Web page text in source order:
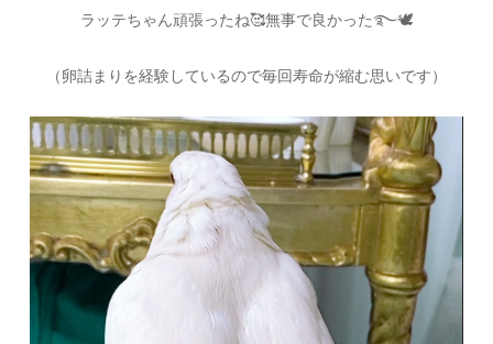
ラッテちゃん頑張ったね🥰無事で良かった࿐🕊
（卵詰まりを経験しているので毎回寿命が縮む思いです）
動
画
プ
レ
ー
ヤ